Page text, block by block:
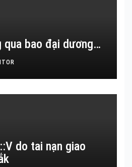
qua bao đại dương…
do tai nạn giao